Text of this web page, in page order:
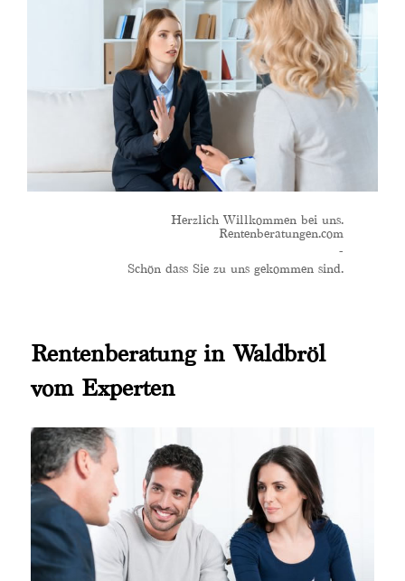
Herzlich Willkommen bei uns.
Rentenberatungen.com
-
Schön dass Sie zu uns gekommen sind.
Rentenberatung in Waldbröl
vom Experten